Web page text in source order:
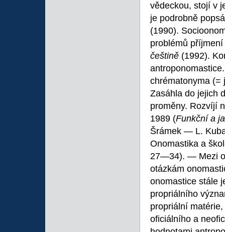
vědeckou, stojí v
je podrobně
(1990).
problémů
češtině (1992).
chrématonyma (=
Zasáhla do jejich
proměny. Rozvíjí
1989 (Funkční a
Šrámek ― L.
Onomastika a
27―34). ― Mezi
otázkám
onomastice stále
propriálního
propriální
oficiálního a